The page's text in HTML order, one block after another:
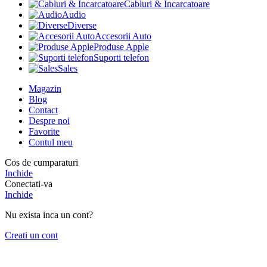
Cabluri & Incarcatoare
Audio
Diverse
Accesorii Auto
Produse Apple
Suporti telefon
Sales
Magazin
Blog
Contact
Despre noi
Favorite
Contul meu
Cos de cumparaturi
Inchide
Conectati-va
Inchide
Nu exista inca un cont?
Creati un cont